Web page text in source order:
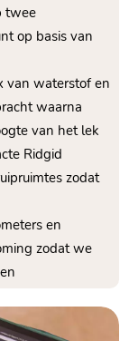
twee
op basis van
van waterstof en
waarna
van het lek
Ridgid
zodat
en
zodat we